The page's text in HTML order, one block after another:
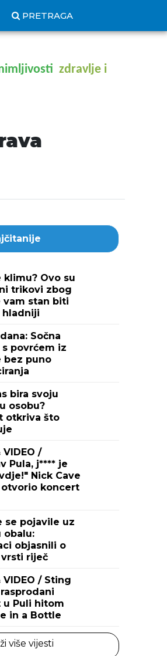
PRETRAGA
zdravlje i
klimu? Ovo su
trikovi zbog
vam stan biti
hladniji
Sočna
povrćem iz
bez puno
bira svoju
osobu?
otkriva što
VIDEO /
Pula, j**** je
Nick Cave
koncert
se pojavile uz
obalu:
objasnili o
riječ
VIDEO / Sting
u Puli hitom
in a Bottle
više vijesti